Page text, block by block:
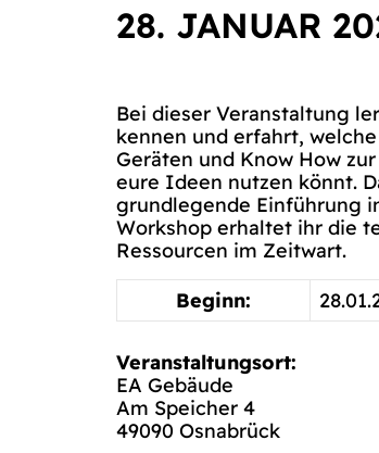
28. JANUAR
Bei dieser Veranstaltung
kennen und erfahrt,
Geräten und Know How
eure Ideen nutzen könnt.
grundlegende Einführung
Workshop erhaltet ihr die
Ressourcen im Zeitwart.
Beginn:
Veranstaltungsort:
EA Gebäude
Am Speicher 4
49090 Osnabrück